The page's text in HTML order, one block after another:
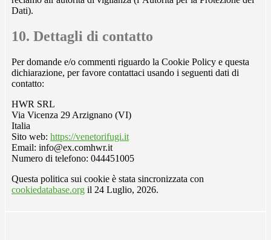
Dati).
10. Dettagli di contatto
Per domande e/o commenti riguardo la Cookie Policy e questa
dichiarazione, per favore contattaci usando i seguenti dati di
contatto:
HWR SRL
Via Vicenza 29 Arzignano (VI)
Italia
Sito web: https://venetorifugi.it
Email: info@ex.comhwr.it
Numero di telefono: 044451005
Questa politica sui cookie è stata sincronizzata con
cookiedatabase.org il 24 Luglio, 2026.